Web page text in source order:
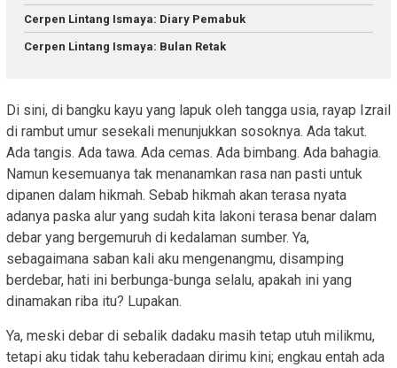
Cerpen Lintang Ismaya: Diary Pemabuk
Cerpen Lintang Ismaya: Bulan Retak
Di sini, di bangku kayu yang lapuk oleh tangga usia, rayap Izrail
di rambut umur sesekali menunjukkan sosoknya. Ada takut.
Ada tangis. Ada tawa. Ada cemas. Ada bimbang. Ada bahagia.
Namun kesemuanya tak menanamkan rasa nan pasti untuk
dipanen dalam hikmah. Sebab hikmah akan terasa nyata
adanya paska alur yang sudah kita lakoni terasa benar dalam
debar yang bergemuruh di kedalaman sumber. Ya,
sebagaimana saban kali aku mengenangmu, disamping
berdebar, hati ini berbunga-bunga selalu, apakah ini yang
dinamakan riba itu? Lupakan.
Ya, meski debar di sebalik dadaku masih tetap utuh milikmu,
tetapi aku tidak tahu keberadaan dirimu kini; engkau entah ada